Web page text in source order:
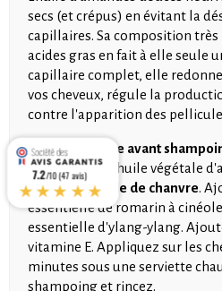
secs (et crépus) en évitant la
capillaires. Sa composition
acides gras en fait à elle seule
capillaire complet, elle
vos cheveux, régule la
contre l'apparition des
Huile tonifiante avant
flacon 50 ml d'huile végétale
d'huile végétale de chanvre.
essentielle de romarin à
essentielle d'ylang-ylang.
vitamine E. Appliquez sur les
minutes sous une serviette
shampoing et rincez.
7.2/10 (47 avis)
★★★★★